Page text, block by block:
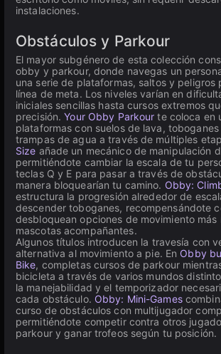
instalaciones.
Obstáculos y Parkour
El mayor subgénero de esta colección
obby y parkour, donde navegas un
una serie de plataformas, saltos y peligros
línea de meta. Los niveles varían en
iniciales sencillas hasta cursos extremos
precisión.Your Obby Parkour te coloca en
plataformas con suelos de lava,
trampas de agua a través de múltiples
Size añade un mecánico de manipulación
permitiéndote cambiar la escala de tu
teclas Q y E para pasar a través de
manera bloquearían tu camino. Obby:
estructura la progresión alrededor de
descender toboganes, recompensándote
desbloquean opciones de movimiento más
mascotas acompañantes.
Algunos títulos introducen la travesía con
alternativa al movimiento a pie. En Obby
Bike, completas cursos de parkour
bicicleta a través de varios mundos
la manejabilidad y el temporizador
cada obstáculo. Obby: Mini-Games
curso de obstáculos con multijugador
permitiéndote competir contra otros
parkour y ganar trofeos según tu posición.